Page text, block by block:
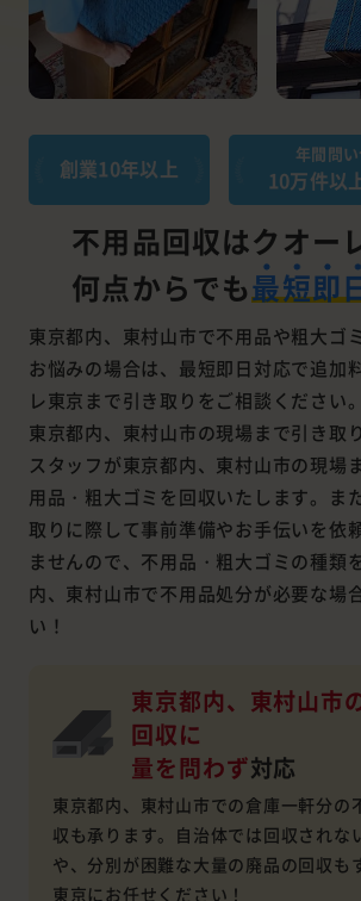
創業10年以上
年間問
10万件以
不用品回収はクオー
何点からでも最短即
東京都内、東村山市で不用品や粗大ゴ
お悩みの場合は、最短即日対応で追加
レ東京まで引き取りをご相談ください
東京都内、東村山市の現場まで引き取
スタッフが東京都内、東村山市の現場
用品・粗大ゴミを回収いたします。ま
取りに際して事前準備やお手伝いを依
ませんので、不用品・粗大ゴミの種類
内、東村山市で不用品処分が必要な場
い！
東京都内、東村山市
回収に
量を問わず対応
東京都内、東村山市での倉庫一軒分の
収も承ります。自治体では回収されな
や、分別が困難な大量の廃品の回収も
東京にお任せください！